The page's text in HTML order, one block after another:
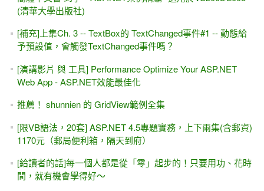
(清華大學出版社)
[補充]上集Ch. 3 -- TextBox的 TextChanged事件#1 -- 動態給
予預設值，會觸發TextChanged事件嗎？
[演講影片 與 工具] Performance Optimize Your ASP.NET
Web App - ASP.NET效能最佳化
推薦！ shunnien 的 GridView範例全集
[限VB語法，20套] ASP.NET 4.5專題實務，上下兩集(含郵資)
1170元（郵局便利箱，隔天到府）
[給讀者的話]每一個人都是從「零」起步的！只要用功、花時
間，就有機會學得好～